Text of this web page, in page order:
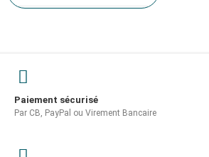
Paiement sécurisé
Par CB, PayPal ou Virement Bancaire